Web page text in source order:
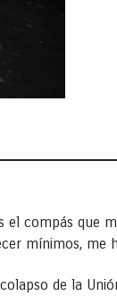
compás que
mínimos,
de la